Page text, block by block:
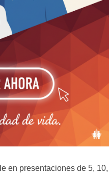
en presentaciones de 5, 10,